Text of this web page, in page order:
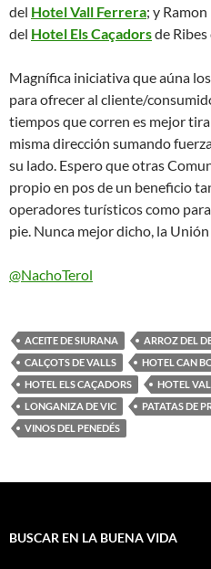
del Hotel Vall Ferrera; y
del Hotel Els Caçadorsde Ribes
Magnífica iniciativa que aúna
para ofrecer al cliente/
tiempos que corren es mejor
misma dirección sumando
su lado. Espero que otras
propio en pos de un beneficio
operadores turísticos como
pie. Nunca mejor dicho, la
@NachoTerol
ACEITE DE SIURANA
ARROZ DEL
CALÇOTS DE VALLS
HOTEL CAN
HOTEL ELS CAÇADORS
HOTEL
LONGANIZA DE VIC
PATATAS DE
VINOS DEL PENEDÉS
BUSCAR EN LA BUENA VIDA